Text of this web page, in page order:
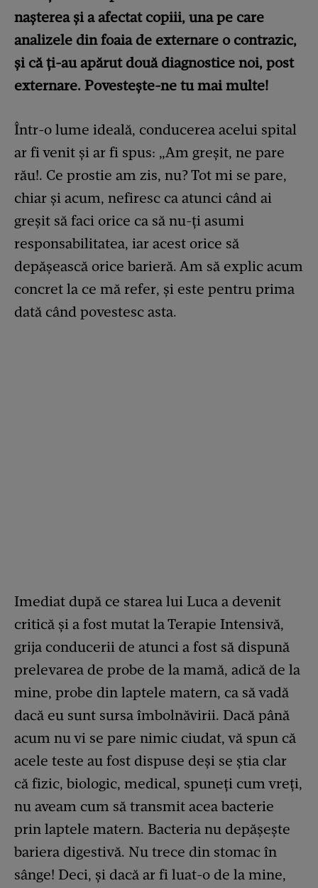
nașterea și a afectat copiii, una pe care
analizele din foaia de externare o contrazic,
și că ți-au apărut două diagnostice noi, post
externare. Povestește-ne tu mai multe!
Într-o lume ideală, conducerea acelui spital
ar fi venit și ar fi spus: „Am greșit, ne pare
rău!. Ce prostie am zis, nu? Tot mi se pare,
chiar și acum, nefiresc ca atunci când ai
greșit să faci orice ca să nu-ți asumi
responsabilitatea, iar acest orice să
depășească orice barieră. Am să explic acum
concret la ce mă refer, și este pentru prima
dată când povestesc asta.
Imediat după ce starea lui Luca a devenit
critică și a fost mutat la Terapie Intensivă,
grija conducerii de atunci a fost să dispună
prelevarea de probe de la mamă, adică de la
mine, probe din laptele matern, ca să vadă
dacă eu sunt sursa îmbolnăvirii. Dacă până
acum nu vi se pare nimic ciudat, vă spun că
acele teste au fost dispuse deși se știa clar
că fizic, biologic, medical, spuneți cum vreți,
nu aveam cum să transmit acea bacterie
prin laptele matern. Bacteria nu depășește
bariera digestivă. Nu trece din stomac în
sânge! Deci, și dacă ar fi luat-o de la mine,